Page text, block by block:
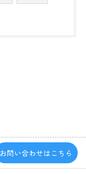
お問い合わせはこちら